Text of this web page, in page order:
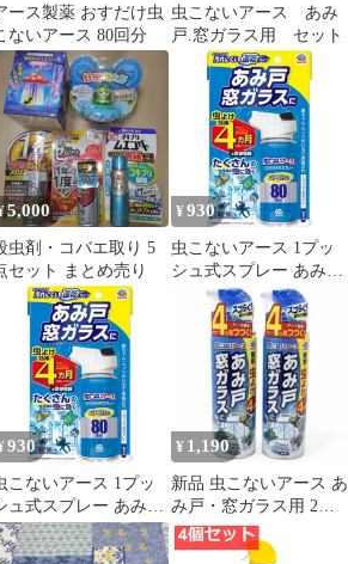
ース製薬 おすだけ虫
ないアース 80回分
虫こないアース あみ
戸.窓ガラス用 セット
5,000
虫剤・コバエ取り 5
セット まとめ売り
¥ 930
虫こないアース 1プッ
シュ式スプレー あみ
戸・窓ガラスに 80回分
手軽に虫よけ 超速乾ド
ライタイプ 侵入防止 害
虫駆除 殺虫剤
930
こないアース 1プッ
ュ式スプレー あみ
・窓ガラスに 80回分
軽に虫よけ 超速乾ド
¥ 1,190
新品 虫こないアース あ
み戸・窓ガラス用 2本
セット カメムシ対策 虫
よけ 網戸